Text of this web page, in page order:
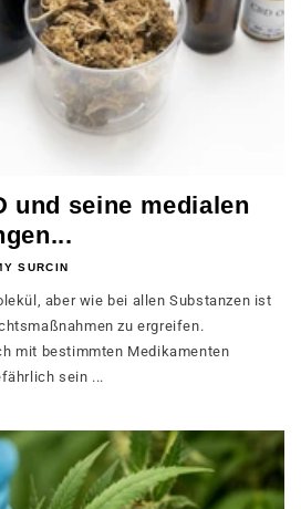
und seine medialen
SURCIN
aber wie bei allen Substanzen ist
zu ergreifen.
mit bestimmten Medikamenten
sein ...